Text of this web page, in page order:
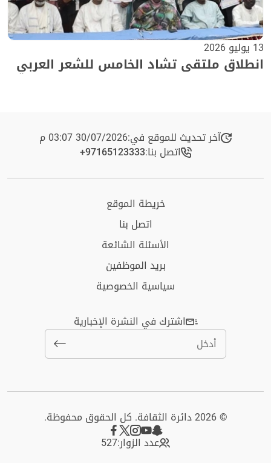
13 يوليو 2026
انطلاق ملتقى تشاد الخامس للشعر العربي
آخر تحديث للموقع في:30/07/2026 03:07 م
اتصل بنا:+97165123333​
خريطة الموقع
اتصل بنا
الأسئلة الشائعة
بريد الموظفين
سياسية الخصوصية
اشترك في النشرة الإخبارية
© 2026 دائرة الثقافة. كل الحقوق محفوظة.
عدد الزوار:527